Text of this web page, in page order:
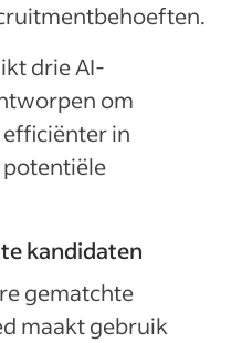
drie AI-
om
in
kandidaten
gematchte
maakt gebruik